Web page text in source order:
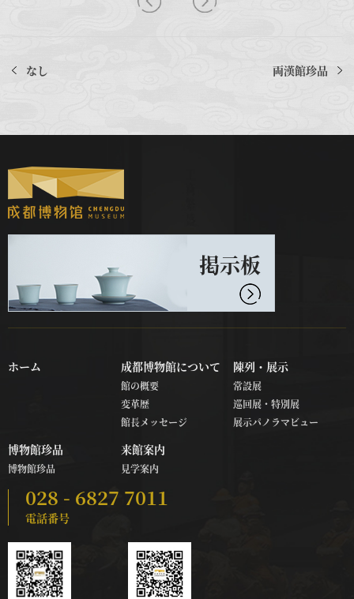
なし 両漢館珍品
掲示板
ホーム 成都博物館について
館の概要
変革歴
館長メッセージ
陳列・展示
常設展
巡回展・特別展
展示パノラマビュー
博物館珍品
博物館珍品
来館案内
見学案内
028 - 6827 7011
電話番号